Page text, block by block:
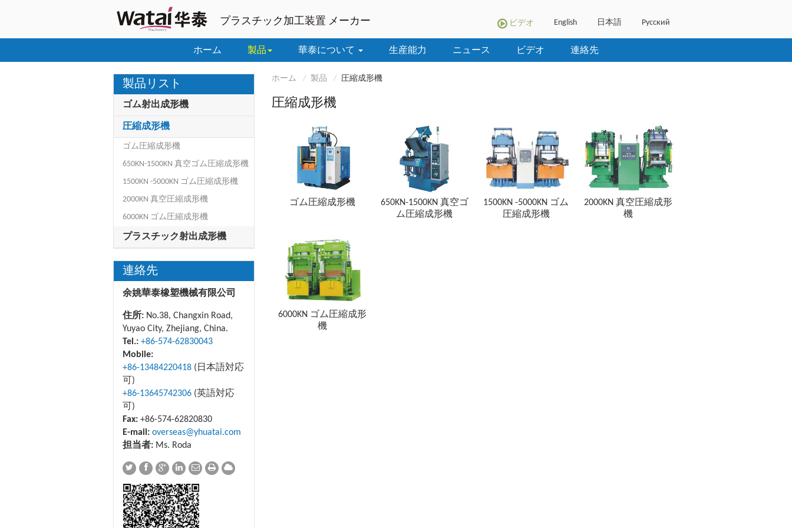
プラスチック加工装置 メーカー English 日本語 Русский
ビデオ
ホーム 製品 華泰について 生産能力 ニュース ビデオ 連絡先
ホーム 製品 圧縮成形機
圧縮成形機
ゴム圧縮成形機
650KN-1500KN 真空ゴ
ム圧縮成形機
1500KN -5000KN ゴム
圧縮成形機
2000KN 真空圧縮成形
機
6000KN ゴム圧縮成形
機
製品リスト
ゴム射出成形機
圧縮成形機
ゴム圧縮成形機
650KN-1500KN 真空ゴム圧縮成形機
1500KN -5000KN ゴム圧縮成形機
2000KN 真空圧縮成形機
6000KN ゴム圧縮成形機
プラスチック射出成形機
連絡先
余姚華泰橡塑機械有限公司
住所: No.38, Changxin Road,
Yuyao City, Zhejiang, China.
Tel.: +86-574-62830043
Mobile:
+86-13484220418 (日本語対応
可)
+86-13645742306 (英語対応
可)
Fax: +86-574-62820830
E-mail: overseas@yhuatai.com
担当者: Ms. Roda